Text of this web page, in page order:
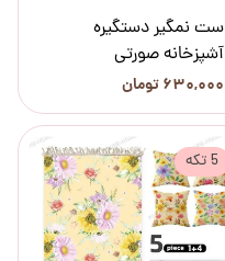
ست نمگیر دستگیره
آشپزخانه صورتی
۶۳۰,۰۰۰ تومان
5 تکه